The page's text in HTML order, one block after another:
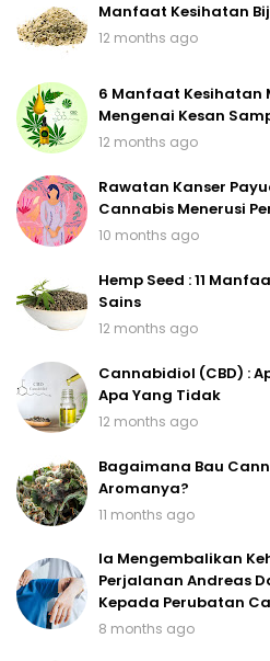
Manfaat Kesihatan
12 months ago
6 Manfaat Kesihatan
Mengenai Kesan
12 months ago
Rawatan Kanser
Cannabis Menerusi
10 months ago
Hemp Seed : 11
Sains
12 months ago
Cannabidiol (CBD) :
Apa Yang Tidak
12 months ago
Bagaimana Bau
Aromanya?
11 months ago
Ia Mengembalikan
Perjalanan Andreas
Kepada Perubatan
8 months ago